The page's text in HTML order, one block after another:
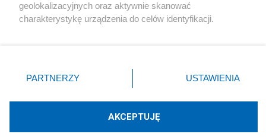
Technologię dostarcza:W3media.pl
geolokalizacyjnych oraz aktywnie skanować
charakterystykę urządzenia do celów identyfikacji.
zmienić/wycofać klikając przycisk ustawień prywatności
znajdujący się w lewym dolnym rogu strony
rodzaje przetwarzania danych nie wymagają zgody
użytkownika, ale masz prawo sprzeciwić się takiemu
PARTNERZY USTAWIENIA
AKCEPTUJĘ